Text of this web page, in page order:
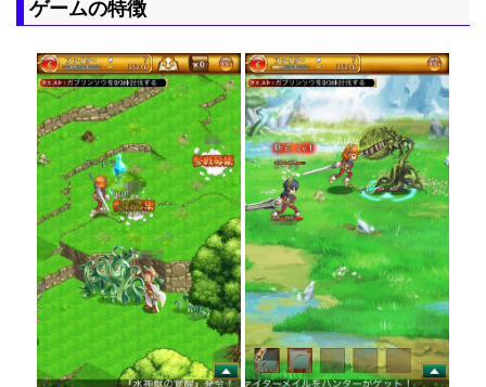
ゲームの特徴